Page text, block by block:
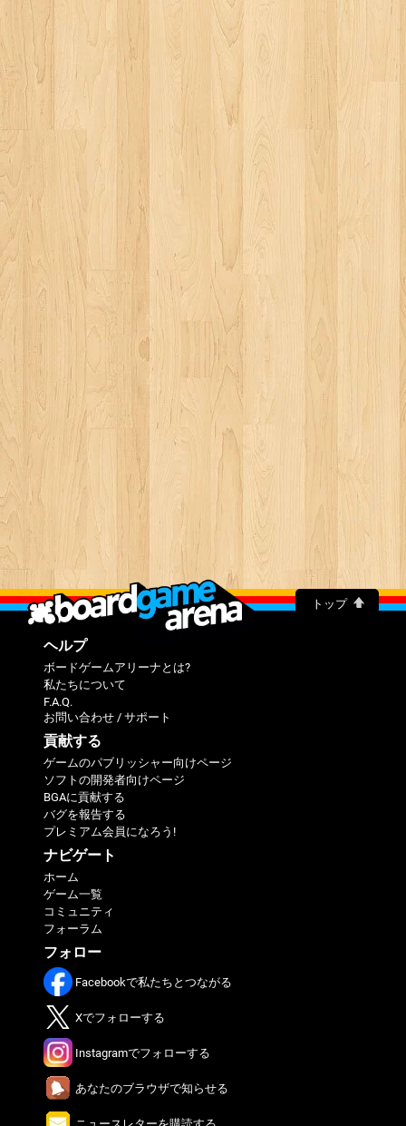
トップ
ヘルプ
ボードゲームアリーナとは?
私たちについて
F.A.Q.
お問い合わせ / サポート
貢献する
ゲームのパブリッシャー向けページ
ソフトの開発者向けページ
BGAに貢献する
バグを報告する
プレミアム会員になろう!
ナビゲート
ホーム
ゲーム一覧
コミュニティ
フォーラム
フォロー
Facebookで私たちとつながる
Xでフォローする
Instagramでフォローする
あなたのブラウザで知らせる